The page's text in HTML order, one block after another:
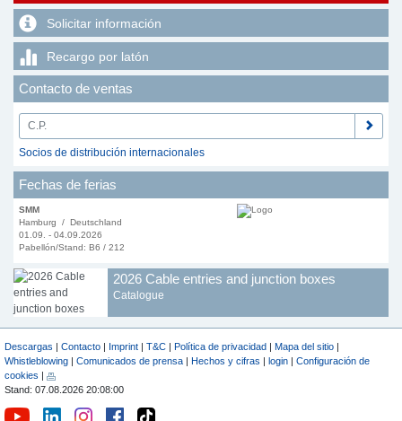
Solicitar información
Recargo por latón
Contacto de ventas
Socios de distribución internacionales
Fechas de ferias
SMM
Hamburg / Deutschland
01.09. - 04.09.2026
Pabellón/Stand: B6 / 212
2026 Cable entries and junction boxes
Catalogue
Descargas | Contacto | Imprint | T&C | Política de privacidad | Mapa del sitio |
Whistleblowing | Comunicados de prensa | Hechos y cifras | login | Configuración de
cookies |
Stand: 07.08.2026 20:08:00